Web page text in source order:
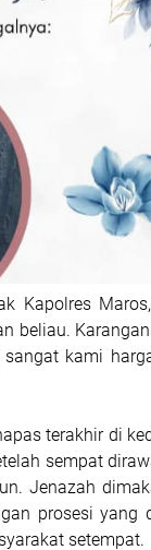
Kapolres
beliau.
kami
terakhir di
sempat
Jenazah
prosesi yang
setempat.